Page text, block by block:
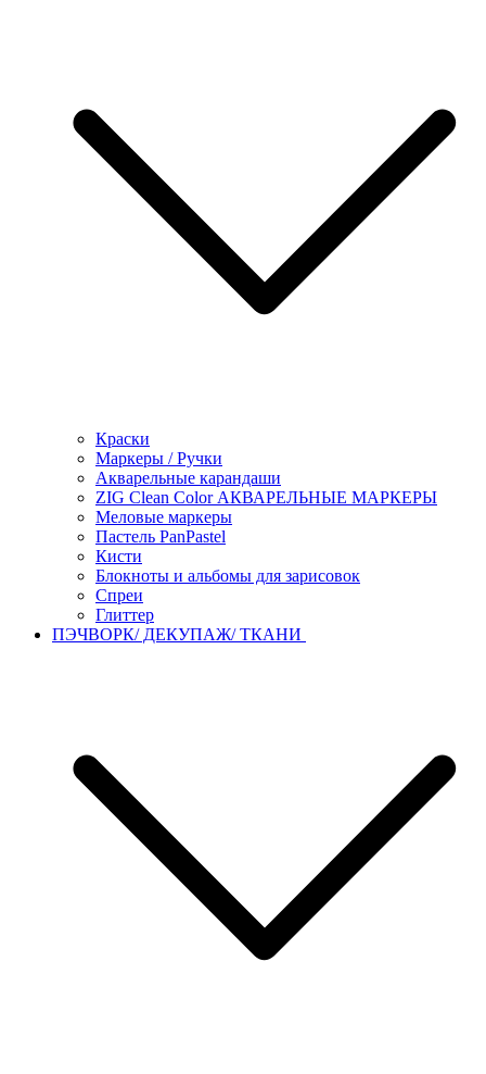
Краски
Маркеры / Ручки
Акварельные карандаши
ZIG Clean Color АКВАРЕЛЬНЫЕ МАРКЕРЫ
Меловые маркеры
Пастель PanPastel
Кисти
Блокноты и альбомы для зарисовок
Спреи
Глиттер
ПЭЧВОРК/ ДЕКУПАЖ/ ТКАНИ